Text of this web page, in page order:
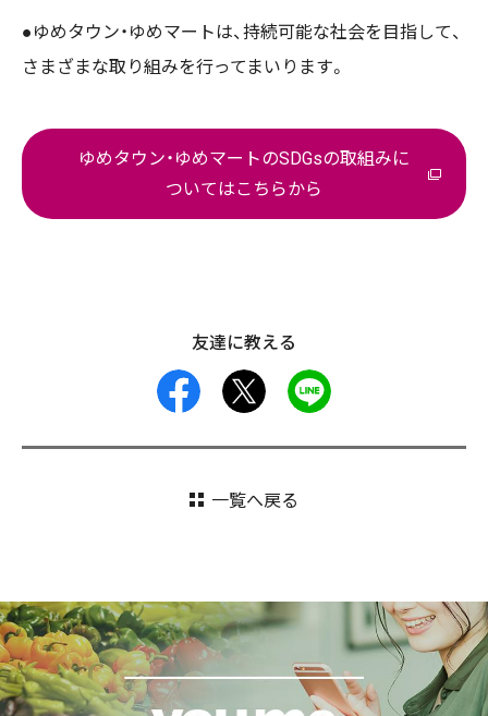
●ゆめタウン・ゆめマートは、持続可能な社会を目指して、
さまざまな取り組みを行ってまいります。
ゆめタウン・ゆめマートのSDGsの取組みに
ついてはこちらから
友達に教える
facebook
一覧へ戻る